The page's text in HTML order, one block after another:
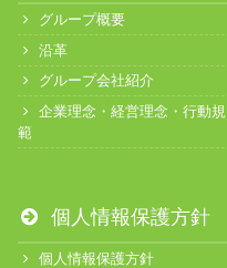
グループ概要
沿革
グループ会社紹介
企業理念・経営理念・行動規
範
個人情報保護方針
個人情報保護方針